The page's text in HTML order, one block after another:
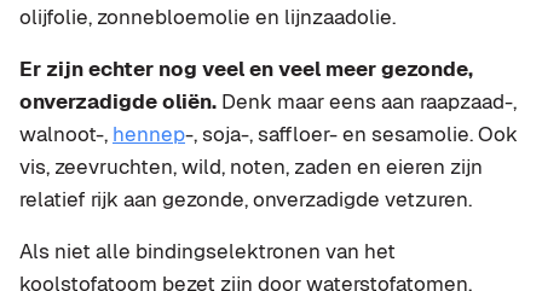
olijfolie, zonnebloemolie en lijnzaadolie.
Er zijn echter nog veel en veel meer gezonde,
onverzadigde oliën. Denk maar eens aan raapzaad-,
walnoot-, hennep-, soja-, saffloer- en sesamolie. Ook
vis, zeevruchten, wild, noten, zaden en eieren zijn
relatief rijk aan gezonde, onverzadigde vetzuren.
Als niet alle bindingselektronen van het
koolstofatoom bezet zijn door waterstofatomen,